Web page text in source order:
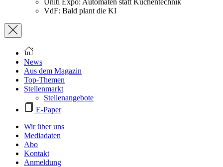
Uniti Expo: Automaten statt Küchentechnik
VdF: Bald plant die KI
News
Aus dem Magazin
Top-Themen
Stellenmarkt
Stellenangebote
E-Paper
Wir über uns
Mediadaten
Abo
Kontakt
Anmeldung